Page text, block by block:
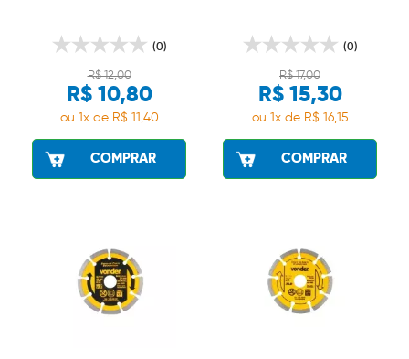
(0)
R$ 12,00
R$ 10,80
ou 1x de R$ 11,40
COMPRAR
(0)
R$ 17,00
R$ 15,30
ou 1x de R$ 16,15
COMPRAR